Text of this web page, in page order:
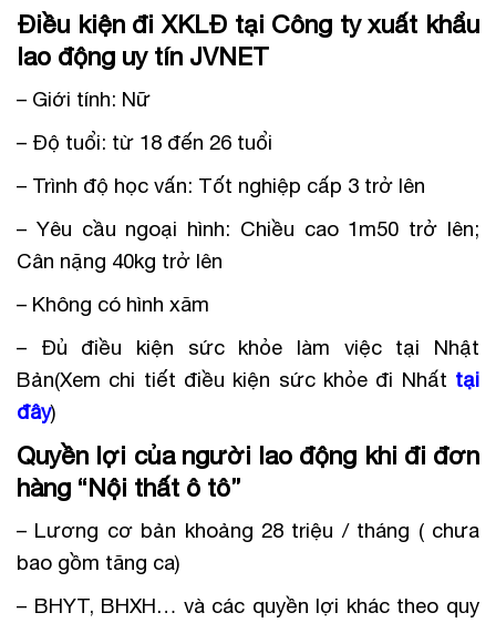
Điều kiện đi XKLĐ tại Công ty xuất khẩu
lao động uy tín JVNET
– Giới tính: Nữ
– Độ tuổi: từ 18 đến 26 tuổi
– Trình độ học vấn: Tốt nghiệp cấp 3 trở lên
– Yêu cầu ngoại hình: Chiều cao 1m50 trở lên;
Cân nặng 40kg trở lên
– Không có hình xăm
– Đủ điều kiện sức khỏe làm việc tại Nhật
Bản(Xem chi tiết điều kiện sức khỏe đi Nhất tại
đây)
Quyền lợi của người lao động khi đi đơn
hàng “Nội thất ô tô”
– Lương cơ bản khoảng 28 triệu / tháng ( chưa
bao gồm tăng ca)
– BHYT, BHXH… và các quyền lợi khác theo quy